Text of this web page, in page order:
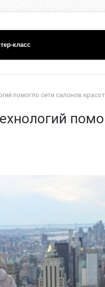
класс
помогло сети салонов